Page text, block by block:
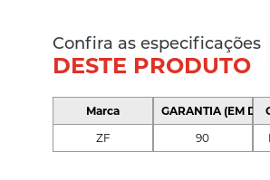
Confira as especificações
DESTE PRODUTO
Marca
ZF
GARANTIA (EM
90